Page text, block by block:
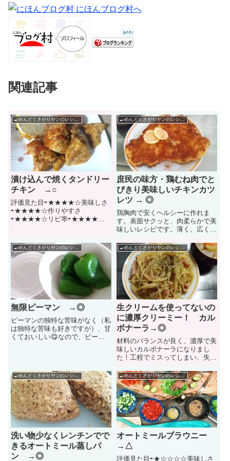
関連記事
漬け込んで焼くタンドリー
チキン →○
評価見た目⇨★★★★☆美味しさ
⇨★★★★☆作りやすさ
⇨★★★★☆リピ率⇨★★★★☆
りが胸肉に合う！混ぜて焼くだけ
なので簡単ですし、肉柔らかくて
で美味しかったです♬参考動画材
料 鶏むRead more...
庶民の味方・鶏むね肉でと
びきり美味しいチキンカツ
レツ → ◎
鶏胸肉で安くヘルシーに作れま
す。表面サクッと、肉柔らかで美
味しいレシピです。薄く、広く伸
がして、満足度も得られますし、
火の通りも気にせず作れます！
無限ピーマン →◎
ピーマンの独特な苦味がなく（私
は独特な苦味も好きですが）、甘
くておいしい😋なので、ピーマ
🍳めんどくさがりヤンのレシピ帳🌶
生クリームを使ってないの
に濃厚クリーミー！ カル
ボナーラ→◎
材料のバランスが良く、濃厚で美
味しいカルボナーラになりまし
た！工程でミスってしまい、失敗
強レシピです
🍳めんどくさがりヤンのレシピ帳🌶
洗い物少なくレンチンでで
きるオートミール蒸しパ
ン →◎
🍳めんどくさがりヤンのレシピ帳🌶
オートミールブラウニー
→△
評価見た目⇨★☆☆☆☆美味しさ